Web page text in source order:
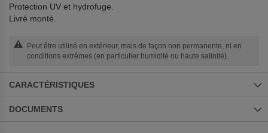
Protection UV et hydrofuge.
Livré monté.
Peut être utilisé en extérieur, mais de façon non permanente, ni en
conditions extrêmes (en particulier humidité ou haute salinité).
CARACTÉRISTIQUES
DOCUMENTS